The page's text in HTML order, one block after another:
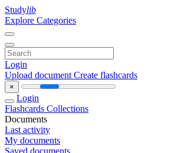
Studylib
Explore Categories
Login
Upload document Create flashcards
×
Login
Flashcards Collections
Documents
Last activity
My documents
Saved documents